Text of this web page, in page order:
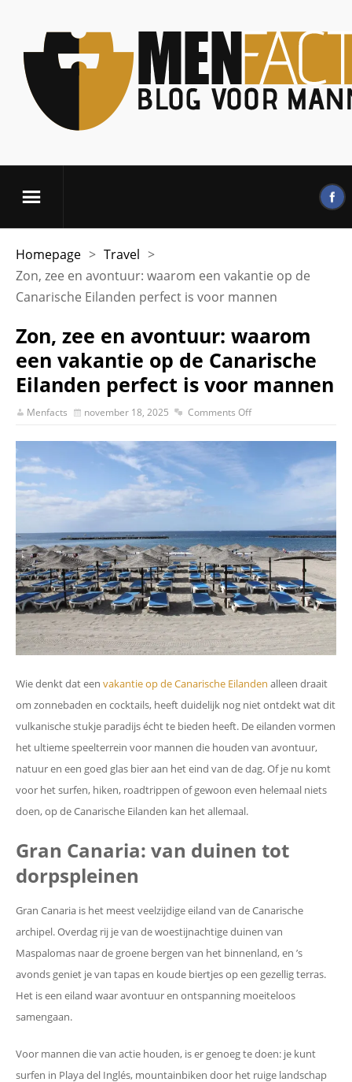
Homepage > Travel >
Zon, zee en avontuur: waarom een vakantie op de
Canarische Eilanden perfect is voor mannen
Zon, zee en avontuur: waarom
een vakantie op de Canarische
Eilanden perfect is voor mannen
Menfacts november 18, 2025 Comments Off
Wie denkt dat een vakantie op de Canarische Eilanden alleen draait
om zonnebaden en cocktails, heeft duidelijk nog niet ontdekt wat dit
vulkanische stukje paradijs écht te bieden heeft. De eilanden vormen
het ultieme speelterrein voor mannen die houden van avontuur,
natuur en een goed glas bier aan het eind van de dag. Of je nu komt
voor het surfen, hiken, roadtrippen of gewoon even helemaal niets
doen, op de Canarische Eilanden kan het allemaal.
Gran Canaria: van duinen tot
dorpspleinen
Gran Canaria is het meest veelzijdige eiland van de Canarische
archipel. Overdag rij je van de woestijnachtige duinen van
Maspalomas naar de groene bergen van het binnenland, en ’s
avonds geniet je van tapas en koude biertjes op een gezellig terras.
Het is een eiland waar avontuur en ontspanning moeiteloos
samengaan.
Voor mannen die van actie houden, is er genoeg te doen: je kunt
surfen in Playa del Inglés, mountainbiken door het ruige landschap